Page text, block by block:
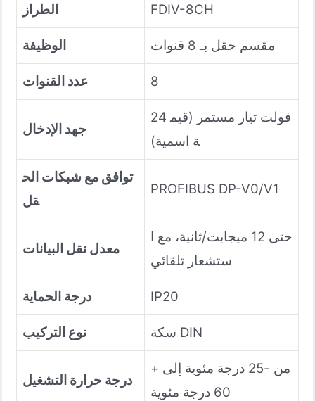
الطراز FDIV-8CH
الوظيفة مقسم حقل بـ 8 قنوات
عدد القنوات 8
جهد الإدخال
24 فولت تيار مستمر (قيم
ة اسمية)
توافق مع شبكات الح
قل
PROFIBUS DP-V0/V1
معدل نقل البيانات
حتى 12 ميجابت/ثانية، مع ا
ستشعار تلقائي
درجة الحماية IP20
نوع التركيب سكة DIN
درجة حرارة التشغيل
من -25 درجة مئوية إلى +
60 درجة مئوية